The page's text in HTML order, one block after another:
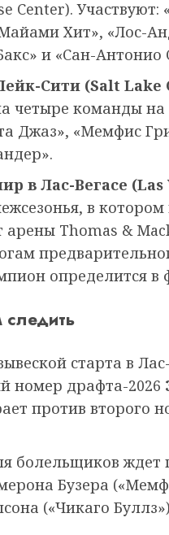
Center). Участвуют:
Хит», «Лос-
и «Сан-Антонио
Сити (Salt Lake
четыре команды
Джаз», «Мемфис
в Лас-Вегасе
в котором
Thomas &
определится в
следить
старта в
номер драфта-2026
против второго
болельщиков ждет
Бузера
(«Чикаго